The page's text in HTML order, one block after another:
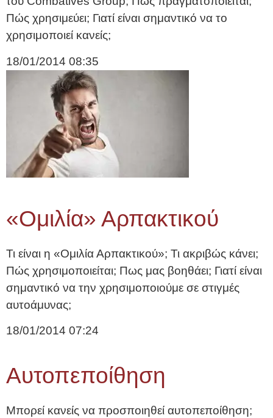
Πώς χρησιμεύει; Γιατί είναι σημαντικό να το
χρησιμοποιεί κανείς;
18/01/2014 08:35
«Ομιλία» Αρπακτικού
Τι είναι η «Ομιλία Αρπακτικού»; Τι ακριβώς κάνει;
Πώς χρησιμοποιείται; Πως μας βοηθάει; Γιατί είναι
σημαντικό να την χρησιμοποιούμε σε στιγμές
αυτοάμυνας;
18/01/2014 07:24
Αυτοπεποίθηση
Μπορεί κανείς να προσποιηθεί αυτοπεποίθηση;